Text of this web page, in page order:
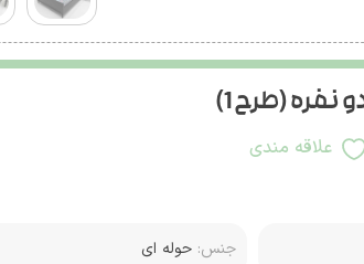
نفره (طرح 1)
علاقه مندی
جنس: حوله ای